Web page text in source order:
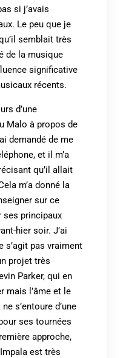
si j’avais
Le peu que je
semblait très
de la musique
significative
récents.
d’une
Malo à propos de
demandé de me
et il m’a
qu’il allait
m’a donné la
sur ce
ses principaux
hier soir. J’ai
s’agit pas vraiment
projet très
Parker, qui en
mais l’âme et le
s’entoure d’une
ses tournées
approche,
est très